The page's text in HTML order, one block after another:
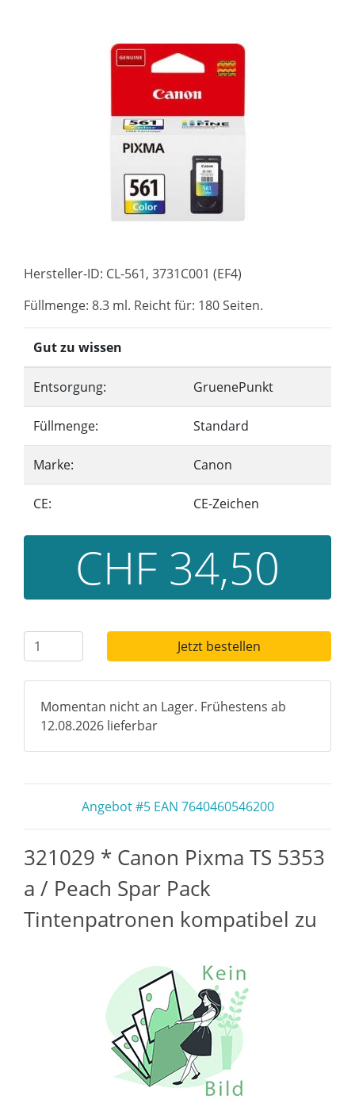
Hersteller-ID: CL-561, 3731C001 (EF4)
Füllmenge: 8.3 ml. Reicht für: 180 Seiten.
Gut zu wissen
Entsorgung: GruenePunkt
Füllmenge: Standard
Marke: Canon
CE: CE-Zeichen
CHF 34,50
Jetzt bestellen
Momentan nicht an Lager. Frühestens ab
12.08.2026 lieferbar
Angebot #5 EAN 7640460546200
321029 * Canon Pixma TS 5353
a / Peach Spar Pack
Tintenpatronen kompatibel zu